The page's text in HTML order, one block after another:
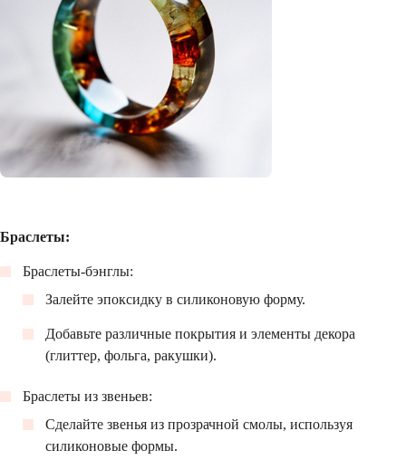
Браслеты:
Браслеты-бэнглы:
Залейте эпоксидку в силиконовую форму.
Добавьте различные покрытия и элементы декора
(глиттер, фольга, ракушки).
Браслеты из звеньев:
Сделайте звенья из прозрачной смолы, используя
силиконовые формы.